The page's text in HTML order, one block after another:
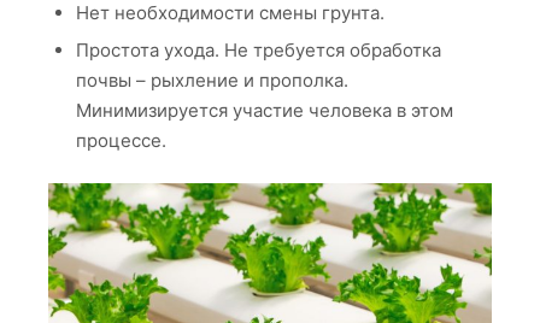
Нет необходимости смены грунта.
Простота ухода. Не требуется обработка
почвы – рыхление и прополка.
Минимизируется участие человека в этом
процессе.